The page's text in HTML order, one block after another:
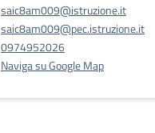
saic8am009@istruzione.it
saic8am009@pec.istruzione.it
0974952026
Naviga su Google Map